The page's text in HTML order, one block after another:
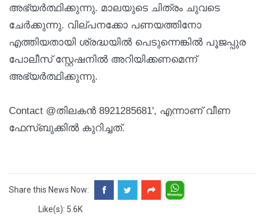
അഭ്യര്‍ത്ഥിക്കുന്നു. മാലയുടെ ചിത്രം ചുവടെ
ചേര്‍ക്കുന്നു. വില്പനക്കോ പണയത്തിനോ
എത്തിയതായി ശ്രദ്ധയില്‍ പെടുന്നെങ്കില്‍ പൂജപ്പുര
പോലീസ് സ്റ്റേഷനില്‍ അറിയിക്കണമെന്ന്
അഭ്യര്‍ത്ഥിക്കുന്നു.
Contact @തിലകന്‍ 8921285681', എന്നാണ് വീണ
ഫേസ്ബുക്കില്‍ കുറിച്ചത്.
Share this News Now:
Like(s): 5.6K